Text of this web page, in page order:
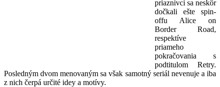
priaznivci sa neskôr
dočkali ešte spin-
offu Alice on
Border Road,
respektíve
priameho
pokračovania s
podtitulom Retry.
Posledným dvom menovaným sa však samotný seriál nevenuje a iba
z nich čerpá určité idey a motívy.